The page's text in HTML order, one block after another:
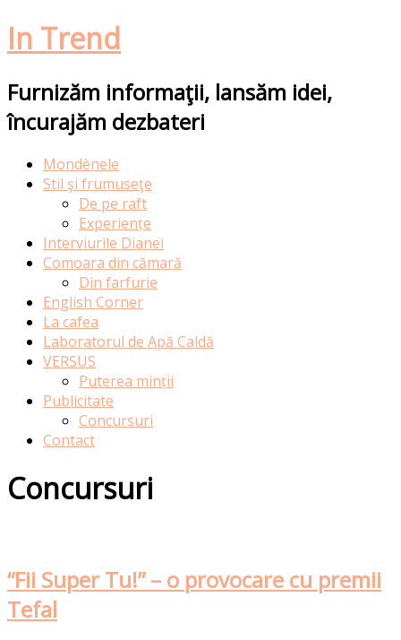
In Trend
Furnizăm informaţii, lansăm idei,
încurajăm dezbateri
Skip Mondènele
Stil şi frumuseţe
De pe raft
Experiențe
Interviurile Dianei
Comoara din cămară
Din farfurie
English Corner
La cafea
Laboratorul de Apă Caldă
VERSUS
Puterea minții
Publicitate
Concursuri
Contact
Concursuri
“Fii Super Tu!” – o provocare cu premii
Tefal